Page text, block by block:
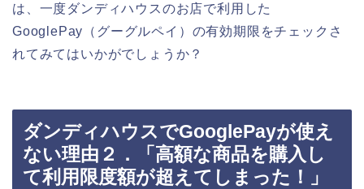
は、一度ダンディハウスのお店で利用した
GooglePay（グーグルペイ）の有効期限をチェックさ
れてみてはいかがでしょうか？
ダンディハウスでGooglePayが使え
ない理由２．「高額な商品を購入し
て利用限度額が超えてしまった！」